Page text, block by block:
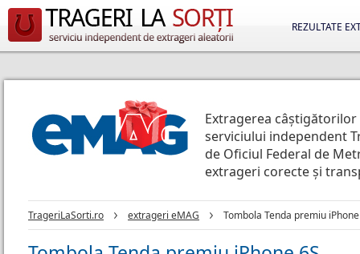
REZULTATE
Extragerea
serviciului independent
de Oficiul Federal de
extrageri corecte și
TrageriLaSorti.ro extrageri eMAG Tombola Tenda premiu